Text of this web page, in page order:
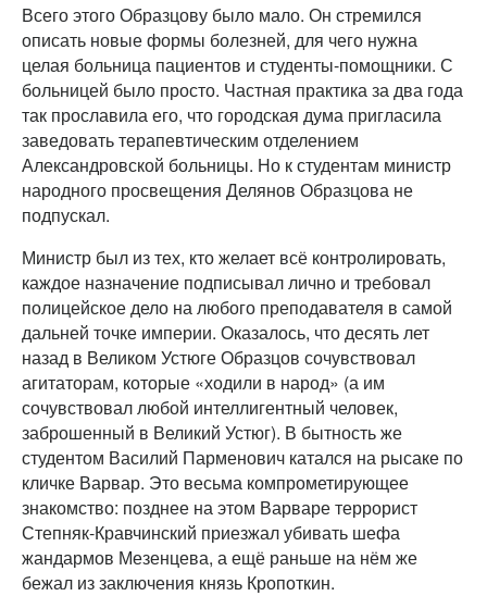
Всего этого Образцову было мало. Он стремился
описать новые формы болезней, для чего нужна
целая больница пациентов и студенты-помощники. С
больницей было просто. Частная практика за два года
так прославила его, что городская дума пригласила
заведовать терапевтическим отделением
Александровской больницы. Но к студентам министр
народного просвещения Делянов Образцова не
подпускал.
Министр был из тех, кто желает всё контролировать,
каждое назначение подписывал лично и требовал
полицейское дело на любого преподавателя в самой
дальней точке империи. Оказалось, что десять лет
назад в Великом Устюге Образцов сочувствовал
агитаторам, которые «ходили в народ» (а им
сочувствовал любой интеллигентный человек,
заброшенный в Великий Устюг). В бытность же
студентом Василий Парменович катался на рысаке по
кличке Варвар. Это весьма компрометирующее
знакомство: позднее на этом Варваре террорист
Степняк-Кравчинский приезжал убивать шефа
жандармов Мезенцева, а ещё раньше на нём же
бежал из заключения князь Кропоткин.